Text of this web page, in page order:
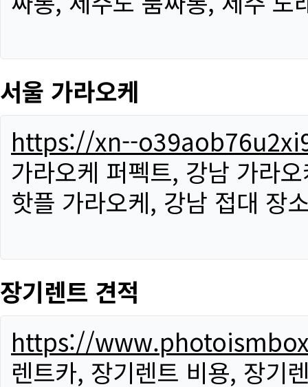
서울 가라오케
https://xn--
가라오케 퍼펙트, 강남 가라
핫플 가라오케, 강남 접대 장
장기렌트 견적
https://
렌트카, 장기렌트 비용, 장기